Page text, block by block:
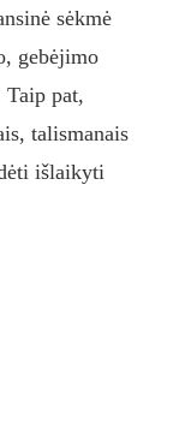
sėkmė
gebėjimo
pat,
talismanais
išlaikyti